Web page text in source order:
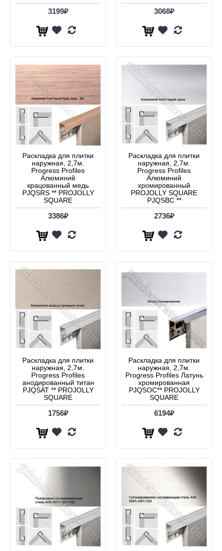
3199₽ 3068₽
Раскладка для плитки
наружная, 2,7м.
Progress Profiles
Алюминий
крацованный медь
PJQSRS ** PROJOLLY
SQUARE
3386₽
Раскладка для плитки
наружная, 2,7м.
Progress Profiles
Алюминий
хромированный
PROJOLLY SQUARE
PJQSBC **
2736₽
Раскладка для плитки
наружная, 2,7м.
Progress Profiles
анодированный титан
PJQSAT ** PROJOLLY
SQUARE
1756₽
Раскладка для плитки
наружная, 2,7м.
Progress Profiles Латунь
хромированная
PJQSOC** PROJOLLY
SQUARE
6194₽